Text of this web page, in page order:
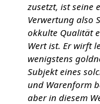
zusetzt, ist seine
Verwertung also
okkulte Qualität
Wert ist. Er wirft
wenigstens
Subjekt eines
und Warenform
aber in diesem